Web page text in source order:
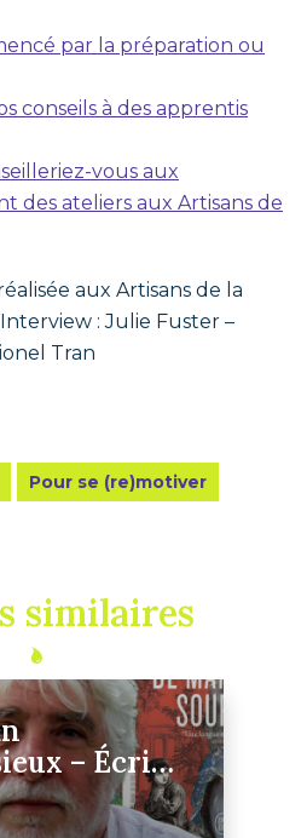
par la préparation ou
conseils à des apprentis
vous aux
des ateliers aux Artisans de
aux Artisans de la
: Julie Fuster –
Tran
Pour se (re)motiver
similaires
– Écrire
ça